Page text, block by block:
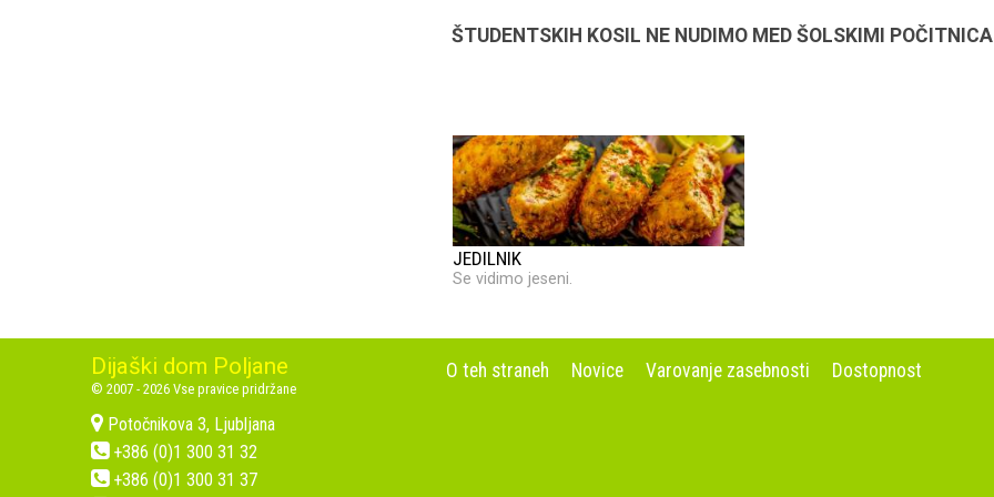
ŠTUDENTSKIH KOSIL NE NUDIMO MED ŠOLSKIMI
JEDILNIK
Se vidimo jeseni.
Dijaški dom Poljane
© 2007 - 2026 Vse pravice pridržane
Potočnikova 3, Ljubljana
+386 (0)1 300 31 32
+386 (0)1 300 31 37
O teh straneh Novice Varovanje zasebnosti Dostopnost